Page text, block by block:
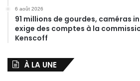
6 août 2026
91 millions de gourdes, caméras
exige des comptes à la
Kenscoff
À LA UNE